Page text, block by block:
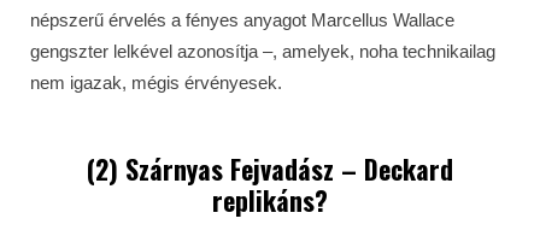
népszerű érvelés a fényes anyagot Marcellus Wallace
gengszter lelkével azonosítja –, amelyek, noha technikailag
nem igazak, mégis érvényesek.
(2) Szárnyas Fejvadász – Deckard
replikáns?